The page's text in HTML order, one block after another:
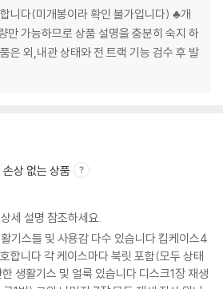
니다(미개봉이라 확인 불가입니다) ♣개
만 가능하므로 상품 설명을 충분히 숙지 하
은 외,내관 상태와 전 트랙 기능 검수 후 발
상 없는 상품
세 설명 참조하세요.
기스들 및 사용감 다수 있습니다 킵케이스4
합니다 각 케이스마다 북릿 포함(모두 상태
생활기스 및 얼룩 있습니다 디스크1장 재생